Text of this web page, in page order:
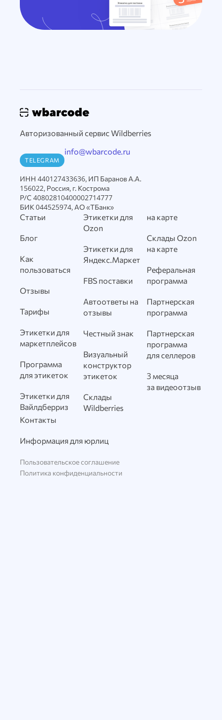
Авторизованный сервис Wildberries
TELEGRAM
info@wbarcode.ru
ИНН 440127433636, ИП Баранов А.А.
156022, Россия, г. Кострома
Р/С 40802810400002714777
БИК 044525974, АО «ТБанк»
Статьи
Блог
Как
пользоваться
Отзывы
Тарифы
Этикетки для
маркетплейсов
Программа
для этикеток
Этикетки для
Вайлдберриз
Этикетки для
Ozon
Этикетки для
Яндекс.Маркет
FBS поставки
Автоответы на
отзывы
Честный знак
Визуальный
конструктор
этикеток
Склады
Wildberries
на карте
Склады Ozon
на карте
Реферальная
программа
Партнерская
программа
Партнерская
программа
для селлеров
3 месяца
за видеоотзыв
Контакты
Информация для юрлиц
Пользовательское соглашение
Политика конфиденциальности